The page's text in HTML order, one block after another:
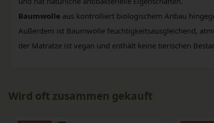
Baumwolle aus kontrolliert biologischem Anbau
Außerdem ist Baumwolle feuchtigkeitsausgleichend,
der Matratze ist vegan und enthält keine tierischen
Wird oft zusammen gekauft